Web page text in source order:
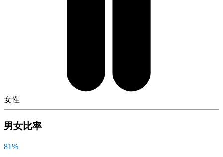
女性
男女比率
81%